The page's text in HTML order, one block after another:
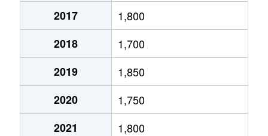
北１２条東
2,700万円
北１２条東
2,300万円
北１３条東
3,800万円
北１３条東
2,100万円
2017
1,800
2018
1,700
2019
1,850
2020
1,750
2021
1,800